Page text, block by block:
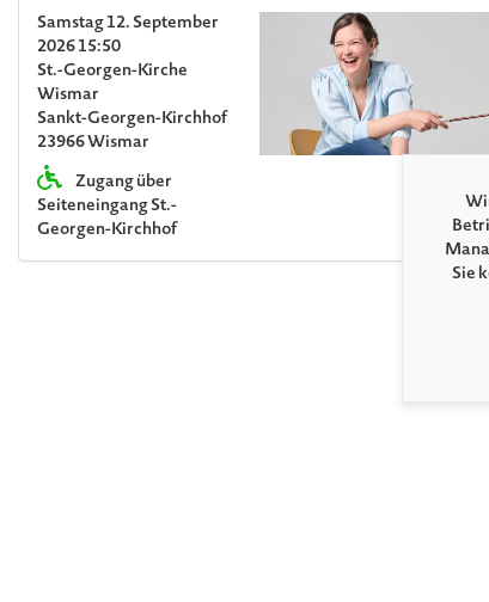
Samstag 12. September
2026 15:50
St.-Georgen-Kirche
Wismar
Sankt-Georgen-Kirchhof
23966 Wismar
Zugang über
Seiteneingang St.-
Georgen-Kirchhof
Sie